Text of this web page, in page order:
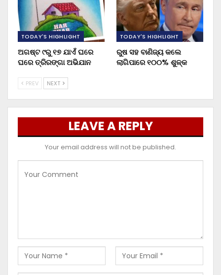
TODAY'S HIGHLIGHT
ଅଗଷ୍ଟ ୯ରୁ ୧୭ ଯାଏଁ ଘରେ
ଘରେ ତ୍ରିରଙ୍ଗା ଅଭିଯାନ
TODAY'S HIGHLIGHT
ରୁଷ ସହ ବାଣିଜ୍ୟ କଲେ
ଲାଗିପାରେ ୧୦୦% ଶୁଳ୍କ
PREV NEXT
LEAVE A REPLY
Your email address will not be published.